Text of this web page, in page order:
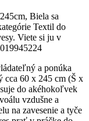
Biela sa
Textil do
Viete si ju v
a ponúka
cca 60 x 245 cm (Š x
do akéhokoľvek
vzdušne a
na zavesenie a tyče